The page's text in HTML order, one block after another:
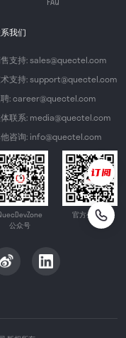
我们
支持: sales@quectel.com
支持: support@quectel.com
: career@quectel.com
联系: media@quectel.com
咨询: info@quectel.com
公众号
官方公众号